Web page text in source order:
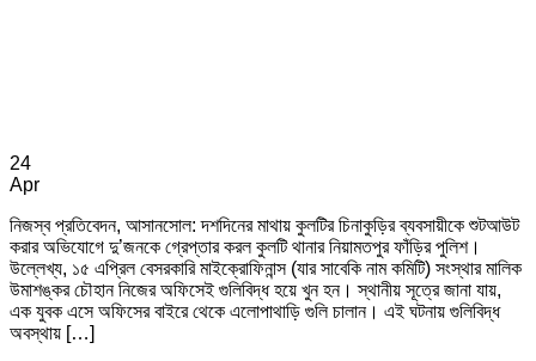
24
Apr
নিজস্ব প্রতিবেদন, আসানসোল: দশদিনের মাথায় কুলটির চিনাকুড়ির ব্যবসায়ীকে শুটআউট
করার অভিযোগে দু’জনকে গ্রেপ্তার করল কুলটি থানার নিয়ামতপুর ফাঁড়ির পুলিশ।
উল্লেখ্য, ১৫ এপ্রিল বেসরকারি মাইক্রোফিনান্স (যার সাবেকি নাম কমিটি) সংস্থার মালিক
উমাশঙ্কর চৌহান নিজের অফিসেই গুলিবিদ্ধ হয়ে খুন হন। স্থানীয় সূত্রে জানা যায়,
এক যুবক এসে অফিসের বাইরে থেকে এলোপাথাড়ি গুলি চালান। এই ঘটনায় গুলিবিদ্ধ
অবস্থায় […]